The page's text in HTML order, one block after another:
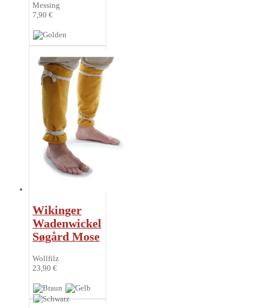
Messing
7,90 €
Wikinger
Wadenwickel
Søgård Mose
Wollfilz
23,90 €